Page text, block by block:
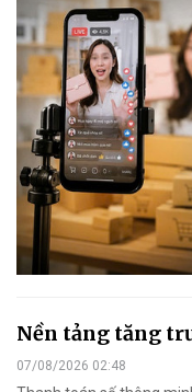
Nền tảng tăng
07/08/2026 02:48